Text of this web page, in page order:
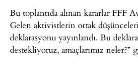
Bu toplantıda alınan kararlar FFF
Gelen aktivistlerin ortak
deklarasyonu yayınlandı. Bu
destekliyoruz, amaçlarımız